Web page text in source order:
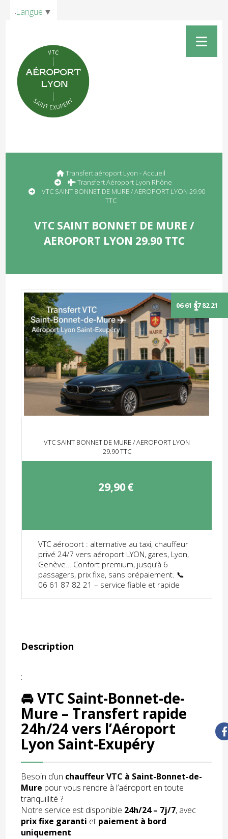
Transfert aéroport Lyon - Accueil
Transfert Aéroport Lyon Rhône
VTC SAINT BONNET DE MURE / AEROPORT LYON 29.90
TTC
VTC SAINT BONNET DE MURE /
AEROPORT LYON 29.90 TTC
VTC SAINT BONNET DE MURE / AEROPORT LYON
29.90 TTC
29,90€
VTC aéroport : alternative au taxi, chauffeur
privé 24/7 vers aéroport LYON, gares, Lyon,
Genève… Confort premium, jusqu’à 6
passagers, prix fixe, sans prépaiement. 📞
06 61 87 82 21 – service fiable et rapide
Description
:
🚘 VTC Saint-Bonnet-de-
Mure – Transfert rapide
24h/24 vers l’Aéroport
Lyon Saint-Exupéry
Besoin d’un chauffeur VTC à Saint-Bonnet-de-
Mure pour vous rendre à l’aéroport en toute
tranquillité ?
Notre service est disponible 24h/24 – 7j/7, avec
prix fixe garanti et paiement à bord
uniquement.
Langue ▼